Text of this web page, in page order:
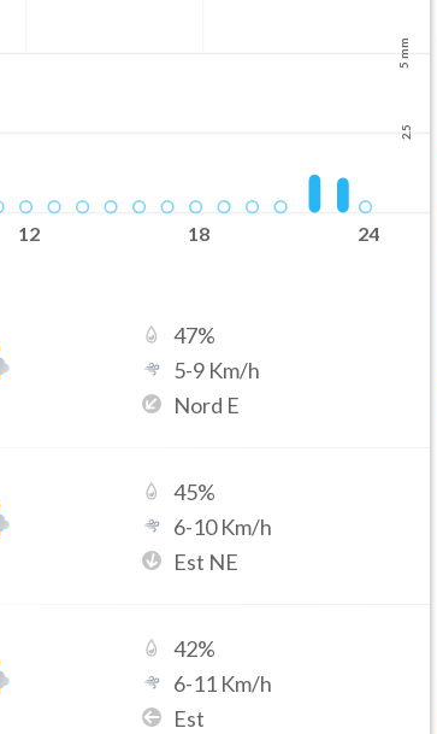
5 mm
2.5
12 18 24
47%
5-9 Km/h
Nord E
45%
6-10Km/h
Est NE
42%
6-11 Km/h
Est